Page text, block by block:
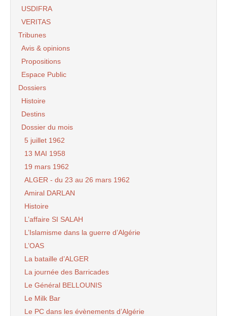
USDIFRA
VERITAS
Tribunes
Avis & opinions
Propositions
Espace Public
Dossiers
Histoire
Destins
Dossier du mois
5 juillet 1962
13 MAI 1958
19 mars 1962
ALGER - du 23 au 26 mars 1962
Amiral DARLAN
Histoire
L’affaire SI SALAH
L’Islamisme dans la guerre d’Algérie
L’OAS
La bataille d’ALGER
La journée des Barricades
Le Général BELLOUNIS
Le Milk Bar
Le PC dans les évènements d’Algérie